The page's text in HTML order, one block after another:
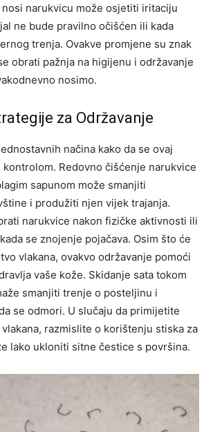
narukvicu može osjetiti iritaciju
ne bude pravilno očišćen ili kada
trenja. Ovakve promjene su znak
obrati pažnja na higijenu i održavanje
nosimo.
za Održavanje
načina kako da se ovaj
Redovno čišćenje narukvice
sapunom može smanjiti
i produžiti njen vijek trajanja.
narukvice nakon fizičke aktivnosti ili
se znojenje pojačava. Osim što će
vlakana, ovakvo održavanje pomoći
vaše kože. Skidanje sata tokom
smanjiti trenje o posteljinu i
se odmori. U slučaju da primijetite
razmislite o korištenju stiska za
lako ukloniti sitne čestice s površina.